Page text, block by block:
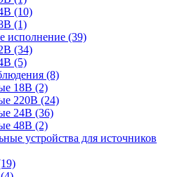
(10)
(1)
исполнение (39)
(34)
(5)
(8)
18В (2)
220В (24)
24В (36)
48В (2)
устройства для источников